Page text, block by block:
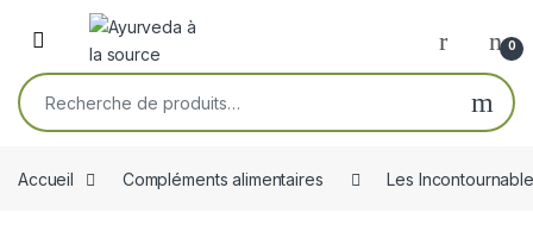
Skip to navigation
Skip to content
Open 0
Recherche pour :
Accueil Compléments alimentaires Les